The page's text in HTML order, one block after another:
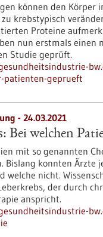
können den Körper
krebstypisch
Proteine
nun erstmals
Studie geprüft.
patienten-geprueft
- 24.03.2021
Bei welchen
mit so genannten
Bislang konnten Ärzte
welche nicht.
der durch
anspricht.